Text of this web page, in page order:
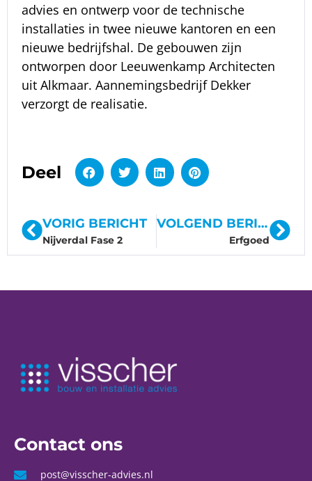
advies en ontwerp voor de technische
installaties in twee nieuwe kantoren en een
nieuwe bedrijfshal. De gebouwen zijn
ontworpen door Leeuwenkamp Architecten
uit Alkmaar. Aannemingsbedrijf Dekker
verzorgt de realisatie.
Deel
VORIG BERICHT
Nijverdal Fase 2
VOLGEND BERICHT
Erfgoed
Contact ons
post@visscher-advies.nl